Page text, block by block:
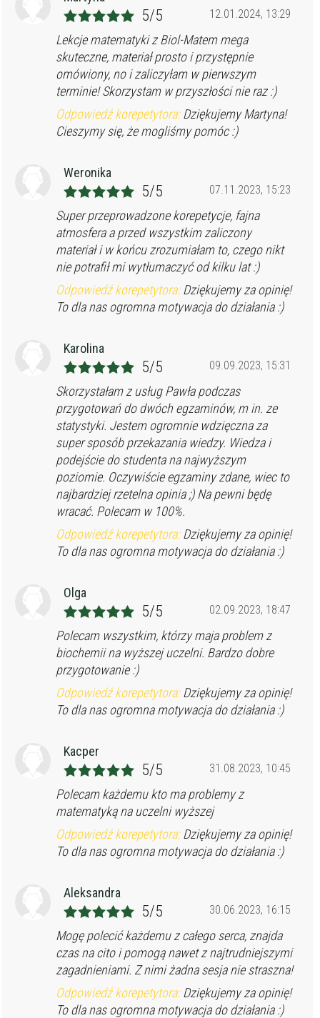
12.01.2024, 13:29
5/5
Lekcje matematyki z Biol-Matem mega
skuteczne, materiał prosto i przystępnie
omówiony, no i zaliczyłam w pierwszym
terminie! Skorzystam w przyszłości nie raz :)
Odpowiedź korepetytora:Dziękujemy Martyna!
Cieszymy się, że mogliśmy pomóc :)
Weronika
07.11.2023, 15:23
5/5
Super przeprowadzone korepetycje, fajna
atmosfera a przed wszystkim zaliczony
materiał i w końcu zrozumiałam to, czego nikt
nie potrafił mi wytłumaczyć od kilku lat :)
Odpowiedź korepetytora:Dziękujemy za opinię!
To dla nas ogromna motywacja do działania :)
Karolina
09.09.2023, 15:31
5/5
Skorzystałam z usług Pawła podczas
przygotowań do dwóch egzaminów, m in. ze
statystyki. Jestem ogromnie wdzięczna za
super sposób przekazania wiedzy. Wiedza i
podejście do studenta na najwyższym
poziomie. Oczywiście egzaminy zdane, wiec to
najbardziej rzetelna opinia ;) Na pewni będę
wracać. Polecam w 100%.
Odpowiedź korepetytora:Dziękujemy za opinię!
To dla nas ogromna motywacja do działania :)
Olga
02.09.2023, 18:47
5/5
Polecam wszystkim, którzy maja problem z
biochemii na wyższej uczelni. Bardzo dobre
przygotowanie :)
Odpowiedź korepetytora:Dziękujemy za opinię!
To dla nas ogromna motywacja do działania :)
Kacper
31.08.2023, 10:45
5/5
Polecam każdemu kto ma problemy z
matematyką na uczelni wyższej
Odpowiedź korepetytora:Dziękujemy za opinię!
To dla nas ogromna motywacja do działania :)
Aleksandra
30.06.2023, 16:15
5/5
Mogę polecić każdemu z całego serca, znajda
czas na cito i pomogą nawet z najtrudniejszymi
zagadnieniami. Z nimi żadna sesja nie straszna!
Odpowiedź korepetytora:Dziękujemy za opinię!
To dla nas ogromna motywacja do działania :)